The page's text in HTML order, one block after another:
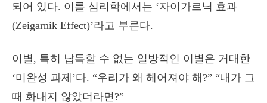
되어 있다. 이를 심리학에서는 ‘자이가르닉 효과
(Zeigarnik Effect)’라고 부른다.
이별, 특히 납득할 수 없는 일방적인 이별은 거대한
‘미완성 과제’다. “우리가 왜 헤어져야 해?” “내가 그
때 화내지 않았더라면?”